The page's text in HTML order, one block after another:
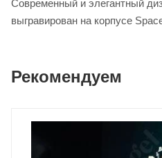
Современный и элегантный
выгравирован на корпусе
Рекомендуем